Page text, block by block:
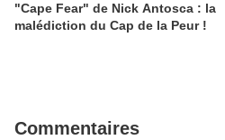
"Cape Fear" de Nick Antosca : la
malédiction du Cap de la Peur !
Commentaires